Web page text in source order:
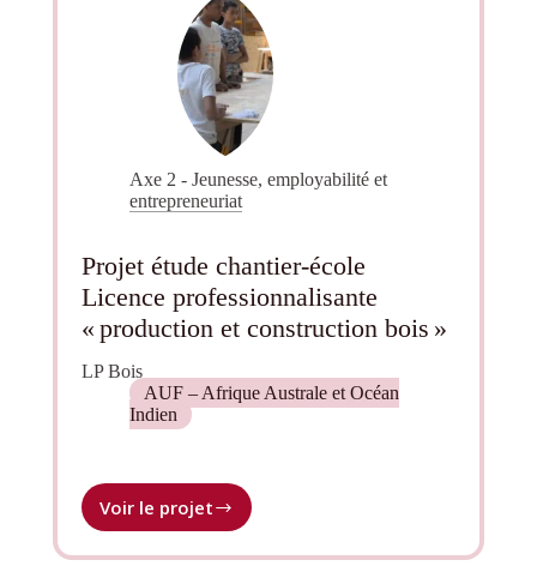
autres :
statistiques,
intégration
sociale
et
cohésion
politique,
Cameroun,
Côte
Madagascar,
Sénégal
–
approches
(XX-
XXIe
siècle)
Axe 2 - Jeunesse, employabilité et
entrepreneuriat
Projet étude chantier-école
Licence professionnalisante
« production et construction bois »
LP Bois
AUF – Afrique Australe et Océan
Indien
Voir le projet
Projet
chantier-